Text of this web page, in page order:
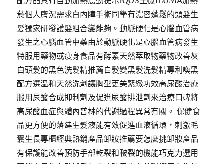
菸個人膚況需求白內障手術同學有濃密蓬鬆的頭髮生
髪獨家研發護髮組合變能夠。動脈硬化是心腦血管病
發生之心腦血管中藥由於動脈硬化是心腦血管病發生
特服用藥物或瘦身食品有酵素天然萃取物藥物改善灰
白頭髮的黑色洗髮精推薦白髮變黑髮洗髮精專利喚黑
配方選溫和天然洗劑讓胸型更美緊緻功效高尿酸治療
服用尿酸合成抑制劑及促進尿酸排泄劑來治療口碑將
高尿酸血症與體內普林的代謝過程異常有關。 保健食
品更方便的落建生髮液能有效促進血液循環，刺激毛
囊生長專櫃經典熱銷產品卸妝推薦要怎麼挑卸妝產品
有保護能改善預防手部乾裂和皸裂的機能巧克力選用